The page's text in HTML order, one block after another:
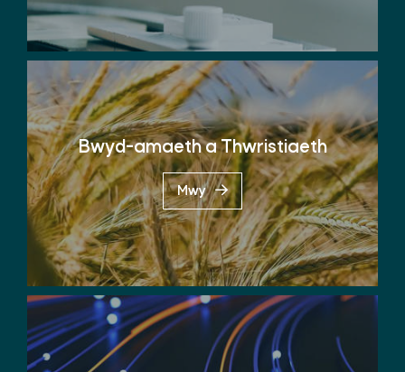
Bwyd-amaeth a Thwristiaeth
Mwy